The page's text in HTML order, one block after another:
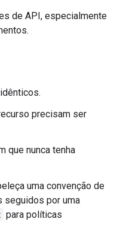
de API, especialmente
precisam ser
que nunca tenha
uma convenção de
seguidos por uma
para políticas